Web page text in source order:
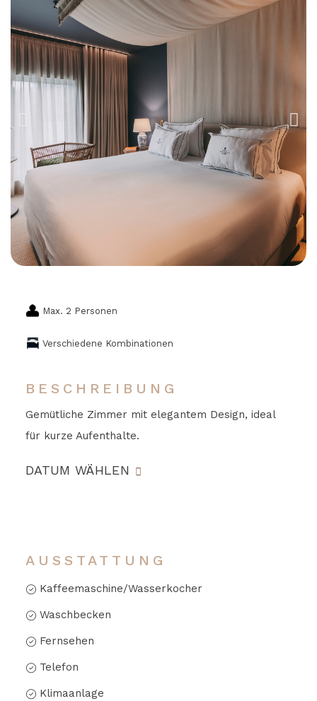
Max. 2 Personen
Verschiedene Kombinationen
BESCHREIBUNG
Gemütliche Zimmer mit elegantem Design, ideal
für kurze Aufenthalte.
DATUM WÄHLEN
AUSSTATTUNG
Kaffeemaschine/Wasserkocher
Waschbecken
Fernsehen
Telefon
Klimaanlage